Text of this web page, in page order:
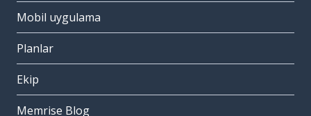
Mobil uygulama
Planlar
Ekip
Memrise Blog